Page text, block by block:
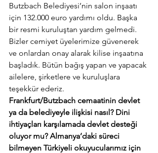
Butzbach Belediyesi’nin salon inşaatı
için 132.000 euro yardımı oldu. Başka
bir resmi kuruluştan yardım gelmedi.
Bizler cemiyet üyelerimize güvenerek
ve onlardan onay alarak kilise inşaatına
başladık. Bütün bağış yapan ve yapacak
ailelere, şirketlere ve kuruluşlara
teşekkür ederiz.
Frankfurt/Butzbach cemaatinin devlet
ya da belediyeyle ilişkisi nasıl? Dini
ihtiyaçları karşılamada devlet desteği
oluyor mu? Almanya’daki süreci
bilmeyen Türkiyeli okuyucularımız için